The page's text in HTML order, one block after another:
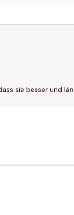
sie besser und